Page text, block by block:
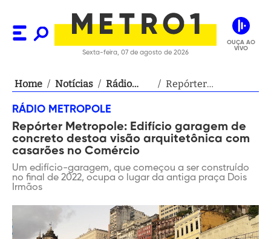
Sexta-feira, 07 de agosto de 2026
OUÇA AO
VIVO
Home / Notícias / Rádio
/ Repórter
concreto destoa
visão arquitetônica
Comércio
RÁDIO METROPOLE
Repórter Metropole: Edifício garagem de
concreto destoa visão arquitetônica com
casarões no Comércio
Um edifício-garagem, que começou a ser construído
no final de 2022, ocupa o lugar da antiga praça Dois
Irmãos